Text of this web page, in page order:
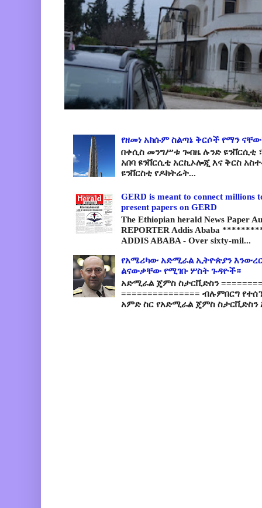
የዘመነ አክሱም ስልጣኔ ቅርሶች የማን
በቀሲስ መንግሥቱ ጐበዜ ሉንድ ዩንቨርሲቲ
አበባ ዩንቨርሲቲ አርኪኦሎጂ እና ቅርስ
ዩንቨርስቲ የዶክትሬት...
GERD is meant to connect millions
present papers on GERD
The Ethiopian herald News Paper
REPORTER Addis Ababa
ADDIS ABABA - Over sixty-mil...
የአሜሪካው አድሚራል ኢትዮጵያን
ልናውቃቸው የሚገቡ ሦስት ጉዳዮች።
አድሚራል ጄምስ ስታርቪድስን
=============== ብሉምበርግ
አምድ ስር የአድሚራል ጄምስ ስታርቪድስን